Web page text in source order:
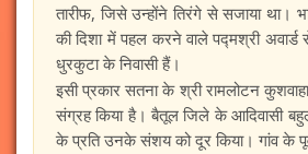
तारीफ, जिसे उन्होंने तिरंगे से सजाया था।
की दिशा में पहल करने वाले पद्मश्री अवार्ड
धुरकुटा के निवासी हैं।
इसी प्रकार सतना के श्री रामलोटन
संग्रह किया है। बैतूल जिले के आदिवासी
के प्रति उनके संशय को दूर किया। गांव के